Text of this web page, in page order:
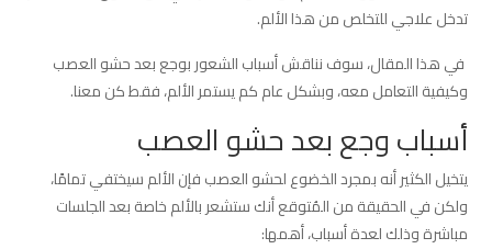
تدخل علاجي للتخلص من هذا الألم.
في هذا المقال، سوف نناقش أسباب الشعور بوجع بعد حشو العصب
وكيفية التعامل معه، وبشكل عام كم يستمر الألم، فقط كن معنا.
أسباب وجع بعد حشو العصب
يتخيل الكثير أنه بمجرد الخضوع لحشو العصب فإن الألم سيختفي تمامًا،
ولكن في الحقيقة من المُتوقع أنك ستشعر بالألم خاصة بعد الجلسات
مباشرة وذلك لعدة أسباب، أهمها: